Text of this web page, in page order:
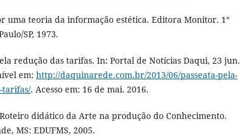
uma teoria da informação estética. Editora Monitor. 1°
SP, 1973.
redução das tarifas. In: Portal de Notícias Daqui, 23 jun.
em: http://daquinarede.com.br/2013/06/passeata-pela-
tarifas/. Acesso em: 16 de mai. 2016.
Roteiro didático da Arte na produção do Conhecimento.
MS: EDUFMS, 2005.